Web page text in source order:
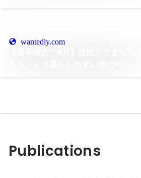
wantedly.com
Publications